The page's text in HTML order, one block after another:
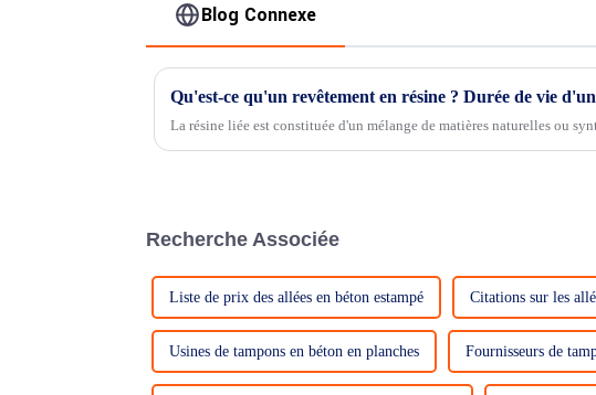
Blog Connexe
Qu'est-ce qu'un revêtement en résine ? Durée de vie
La résine liée est constituée d'un mélange de matières naturelles ou
Recherche Associée
Liste de prix des allées en béton estampé Citations sur les
Usines de tampons en béton en planches Fournisseurs de